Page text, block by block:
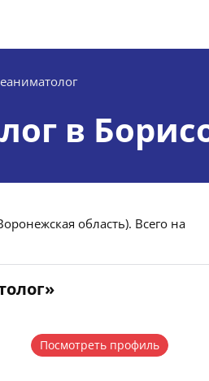
в
область). Всего на
Посмотреть профиль